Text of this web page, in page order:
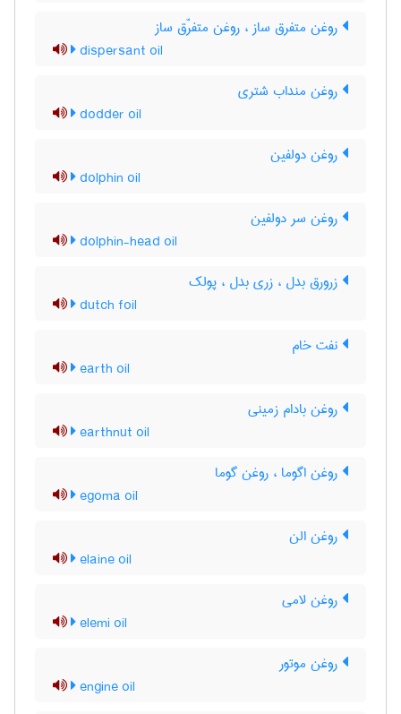
روغن متفرق ساز ، روغن متفرّق ساز
dispersant oil
روغن منداب شتری
dodder oil
روغن دولفین
dolphin oil
روغن سر دولفین
dolphin-head oil
زرورق بدل ، زری بدل ، پولک
dutch foil
نفت خام
earth oil
روغن بادام زمینی
earthnut oil
روغن اگوما ، روغن گوما
egoma oil
روغن الن
elaine oil
روغن لامی
elemi oil
روغن موتور
engine oil